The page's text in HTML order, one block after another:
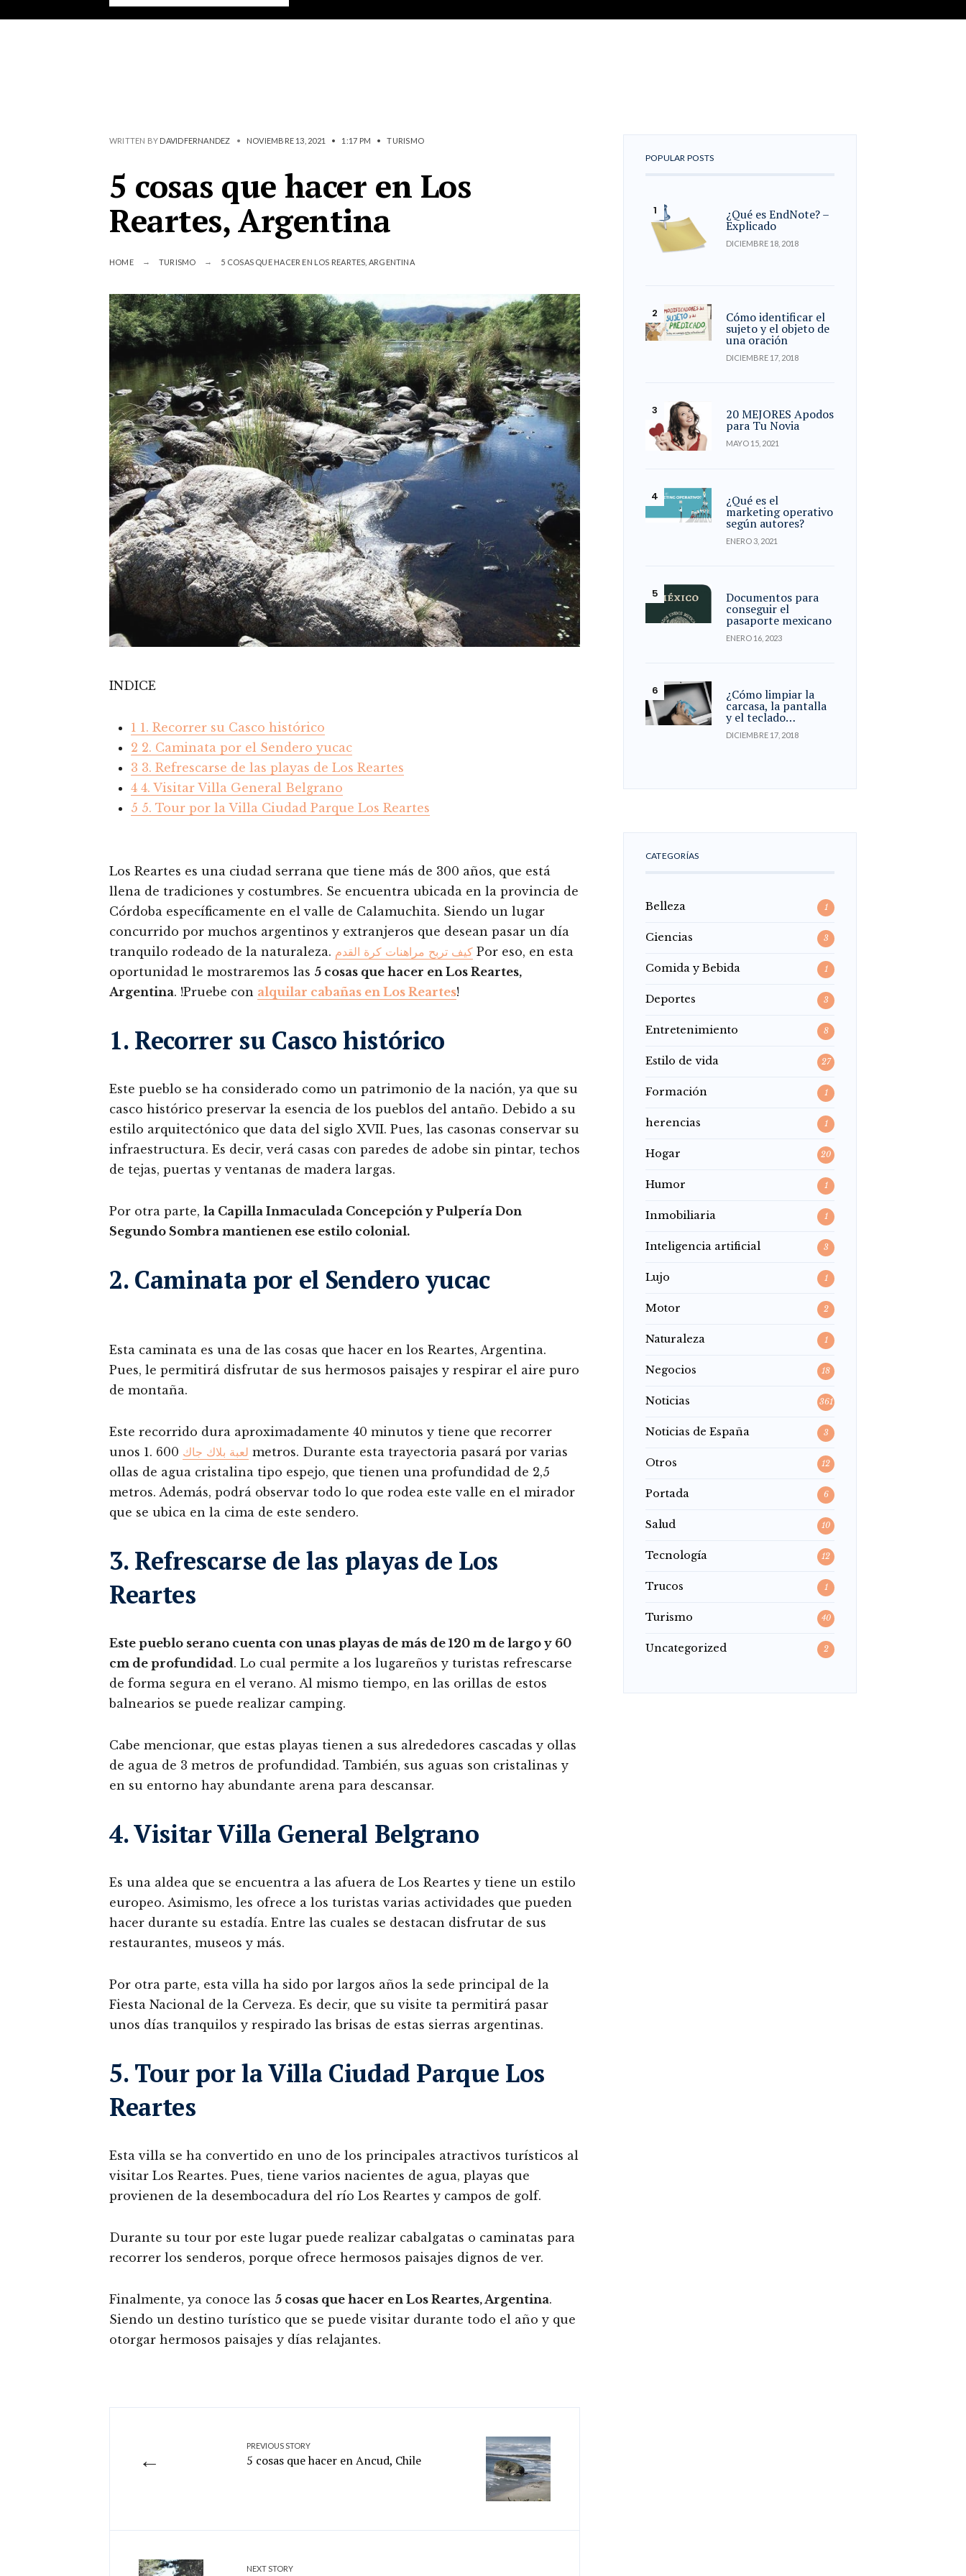
WRITTEN BY DAVIDFERNANDEZ • NOVIEMBRE 13, 2021 • 1:17 PM • TURISMO
5 cosas que hacer en Los
Reartes, Argentina
HOME TURISMO 5 COSAS QUE HACER EN LOS REARTES, ARGENTINA
INDICE
1 1. Recorrer su Casco histórico
2 2. Caminata por el Sendero yucac
3 3. Refrescarse de las playas de Los Reartes
4 4. Visitar Villa General Belgrano
5 5. Tour por la Villa Ciudad Parque Los Reartes
Los Reartes es una ciudad serrana que tiene más de 300 años, que está
llena de tradiciones y costumbres. Se encuentra ubicada en la provincia de
Córdoba específicamente en el valle de Calamuchita. Siendo un lugar
concurrido por muchos argentinos y extranjeros que desean pasar un día
tranquilo rodeado de la naturaleza. كيف تربح مراهنات كرة القدم Por eso, en esta
oportunidad le mostraremos las 5 cosas que hacer en Los Reartes,
Argentina. !Pruebe con alquilar cabañas en Los Reartes!
1. Recorrer su Casco histórico
Este pueblo se ha considerado como un patrimonio de la nación, ya que su
casco histórico preservar la esencia de los pueblos del antaño. Debido a su
estilo arquitectónico que data del siglo XVII. Pues, las casonas conservar su
infraestructura. Es decir, verá casas con paredes de adobe sin pintar, techos
de tejas, puertas y ventanas de madera largas.
Por otra parte, la Capilla Inmaculada Concepción y Pulpería Don
Segundo Sombra mantienen ese estilo colonial.
2. Caminata por el Sendero yucac
Esta caminata es una de las cosas que hacer en los Reartes, Argentina.
Pues, le permitirá disfrutar de sus hermosos paisajes y respirar el aire puro
de montaña.
Este recorrido dura aproximadamente 40 minutos y tiene que recorrer
unos 1.
لعبة بلاك جاك 600 metros. Durante esta trayectoria pasará por varias
ollas de agua cristalina tipo espejo, que tienen una profundidad de 2,5
metros. Además, podrá observar todo lo que rodea este valle en el mirador
que se ubica en la cima de este sendero.
3. Refrescarse de las playas de Los
Reartes
Este pueblo serano cuenta con unas playas de más de 120 m de largo y 60
cm de profundidad. Lo cual permite a los lugareños y turistas refrescarse
de forma segura en el verano. Al mismo tiempo, en las orillas de estos
balnearios se puede realizar camping.
Cabe mencionar, que estas playas tienen a sus alrededores cascadas y ollas
de agua de 3 metros de profundidad. También, sus aguas son cristalinas y
en su entorno hay abundante arena para descansar.
4. Visitar Villa General Belgrano
Es una aldea que se encuentra a las afuera de Los Reartes y tiene un estilo
europeo. Asimismo, les ofrece a los turistas varias actividades que pueden
hacer durante su estadía. Entre las cuales se destacan disfrutar de sus
restaurantes, museos y más.
Por otra parte, esta villa ha sido por largos años la sede principal de la
Fiesta Nacional de la Cerveza. Es decir, que su visite ta permitirá pasar
unos días tranquilos y respirado las brisas de estas sierras argentinas.
5. Tour por la Villa Ciudad Parque Los
Reartes
Esta villa se ha convertido en uno de los principales atractivos turísticos al
visitar Los Reartes. Pues, tiene varios nacientes de agua, playas que
provienen de la desembocadura del río Los Reartes y campos de golf.
Durante su tour por este lugar puede realizar cabalgatas o caminatas para
recorrer los senderos, porque ofrece hermosos paisajes dignos de ver.
Finalmente, ya conoce las 5 cosas que hacer en Los Reartes, Argentina.
Siendo un destino turístico que se puede visitar durante todo el año y que
otorgar hermosos paisajes y días relajantes.
←
PREVIOUS STORY
5 cosas que hacer en Ancud, Chile
NEXT STORY
POPULAR POSTS
¿Qué es EndNote? –
Explicado
DICIEMBRE 18, 2018
Cómo identificar el
sujeto y el objeto de
una oración
DICIEMBRE 17, 2018
20 MEJORES Apodos
para Tu Novia
MAYO 15, 2021
¿Qué es el
marketing operativo
según autores?
ENERO 3, 2021
Documentos para
conseguir el
pasaporte mexicano
ENERO 16, 2023
¿Cómo limpiar la
carcasa, la pantalla
y el teclado…
DICIEMBRE 17, 2018
CATEGORÍAS
Belleza 1
Ciencias 3
Comida y Bebida 1
Deportes 3
Entretenimiento 8
Estilo de vida 27
Formación 1
herencias 1
Hogar 20
Humor 1
Inmobiliaria 1
Inteligencia artificial 3
Lujo 1
Motor 2
Naturaleza 1
Negocios 18
Noticias 361
Noticias de España 3
Otros 12
Portada 6
Salud 10
Tecnología 12
Trucos 1
Turismo 40
Uncategorized 2